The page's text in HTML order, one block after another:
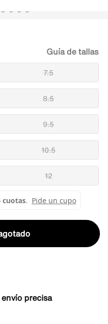
7.5
8.5
9.5
10.5
12
Guía de tallas
precisa